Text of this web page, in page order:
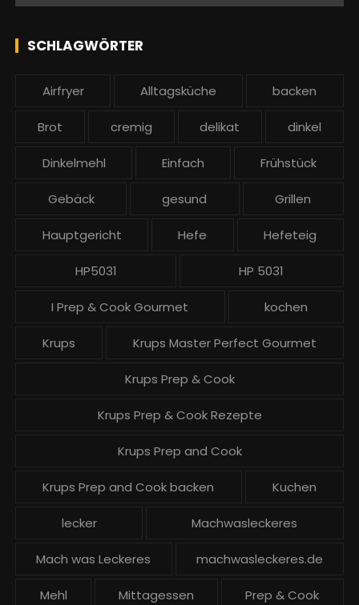
c
:
e SCHLAGWÖRTER
Airfryer Alltagsküche backen
Brot cremig delikat dinkel
Dinkelmehl Einfach Frühstück
Gebäck gesund Grillen
Hauptgericht Hefe Hefeteig
HP5031 HP 5031
I Prep & Cook Gourmet kochen
Krups Krups Master Perfect Gourmet
Krups Prep & Cook
Krups Prep & Cook Rezepte
Krups Prep and Cook
Krups Prep and Cook backen Kuchen
lecker Machwasleckeres
Mach was Leckeres machwasleckeres.de
Mehl Mittagessen Prep & Cook